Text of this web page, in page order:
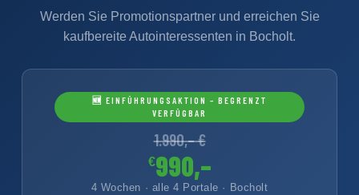
Werden Sie Promotionspartner und erreichen Sie
kaufbereite Autointeressenten in Bocholt.
🆕 EINFÜHRUNGSAKTION – BEGRENZT
VERFÜGBAR
1.990,– €
€990,–
4 Wochen · alle 4 Portale · Bocholt